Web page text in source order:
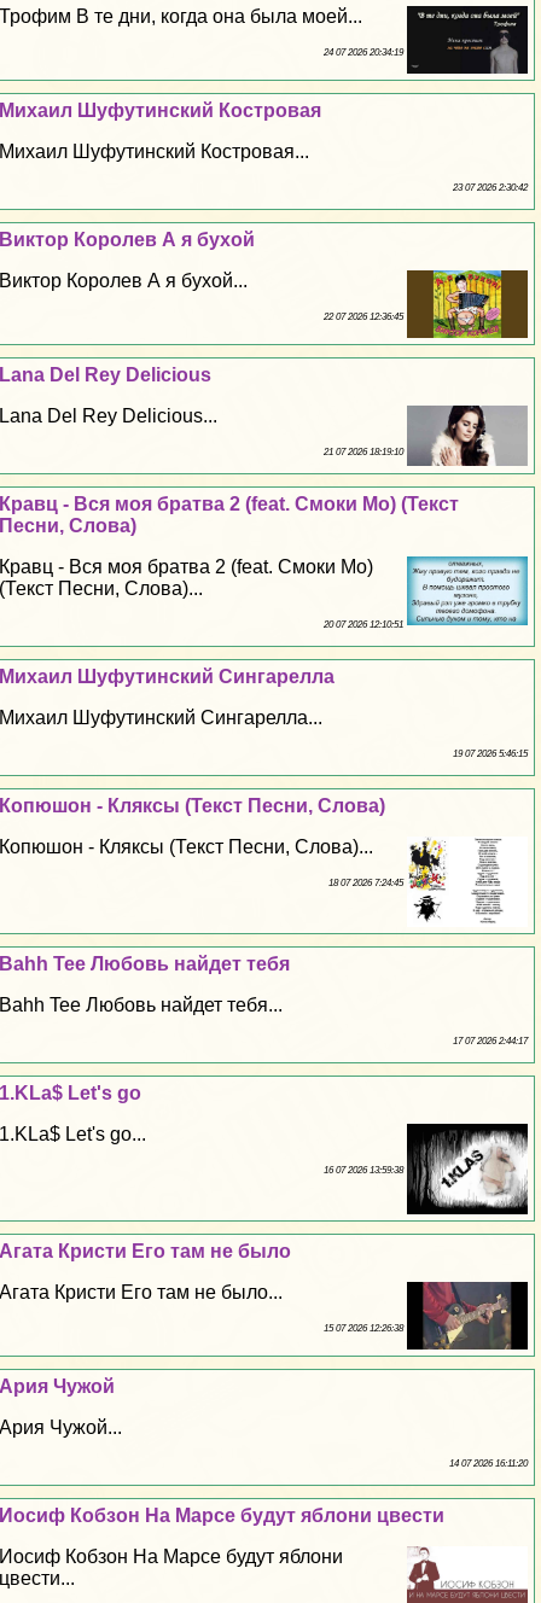
Трофим В те дни, когда она была моей...
24 07 2026 20:34:19
Михаил Шуфутинский Костровая
Михаил Шуфутинский Костровая...
23 07 2026 2:30:42
Виктор Королев А я бухой
Виктор Королев А я бухой...
22 07 2026 12:36:45
Lana Del Rey Delicious
Lana Del Rey Delicious...
21 07 2026 18:19:10
Кравц - Вся моя братва 2 (feat. Смоки Мо) (Текст
Песни, Слова)
Кравц - Вся моя братва 2 (feat. Смоки Мо)
(Текст Песни, Слова)...
20 07 2026 12:10:51
Михаил Шуфутинский Сингарелла
Михаил Шуфутинский Сингарелла...
19 07 2026 5:46:15
Копюшон - Кляксы (Текст Песни, Слова)
Копюшон - Кляксы (Текст Песни, Слова)...
18 07 2026 7:24:45
Bahh Tee Любовь найдет тебя
Bahh Tee Любовь найдет тебя...
17 07 2026 2:44:17
1.KLa$ Let's go
1.KLa$ Let's go...
16 07 2026 13:59:38
Агата Кристи Его там не было
Агата Кристи Его там не было...
15 07 2026 12:26:38
Ария Чужой
Ария Чужой...
14 07 2026 16:11:20
Иосиф Кобзон На Марсе будут яблони цвести
Иосиф Кобзон На Марсе будут яблони
цвести...